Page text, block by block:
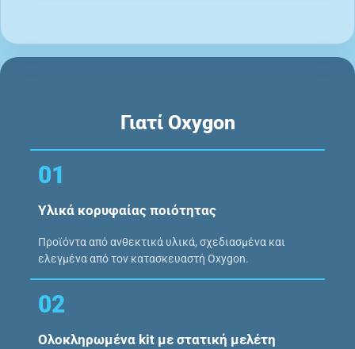
Γιατί Oxygon
01
Υλικά κορυφαίας ποιότητας
Προϊόντα από ανθεκτικά υλικά, σχεδιασμένα και
ελεγμένα από τον κατασκευαστή Oxygon.
02
Ολοκληρωμένα kit με στατική μελέτη